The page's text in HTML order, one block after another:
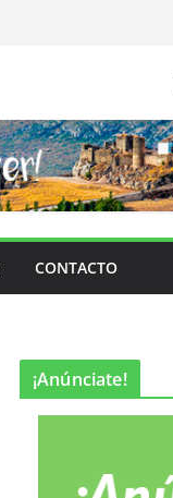
CONTACTO
¡Anúnciate!